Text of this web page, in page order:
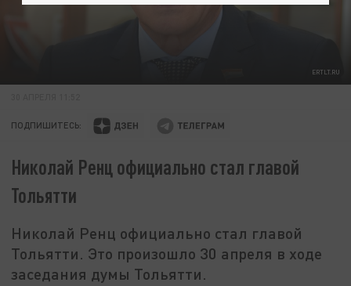
ERTLT.RU
ПОДПИШИТЕСЬ:
Николай Ренц официально стал главой
Тольятти
Николай Ренц официально стал главой
Тольятти. Это произошло 30 апреля в ходе
заседания думы Тольятти.